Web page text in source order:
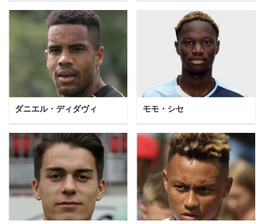
ダニエル・ディダヴィ モモ・シセ